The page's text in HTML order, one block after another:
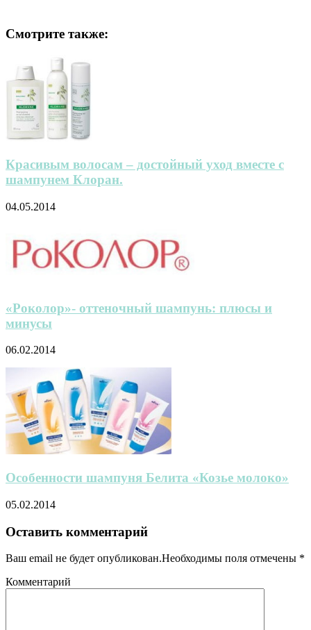
Смотрите также:
Красивым волосам – достойный уход вместе с
шампунем Клоран.
04.05.2014
«Роколор»- оттеночный шампунь: плюсы и
минусы
06.02.2014
Особенности шампуня Белита «Козье молоко»
05.02.2014
Оставить комментарий
Ваш email не будет опубликован.Необходимы поля отмечены *
Комментарий